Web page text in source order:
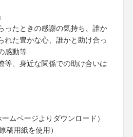
ったときの感謝の気持ち、誰か
れた豊かな心、誰かと助け合っ
感動等
等、身近な関係での助け合いは
ムページよりダウンロード）
稿用紙を使用）